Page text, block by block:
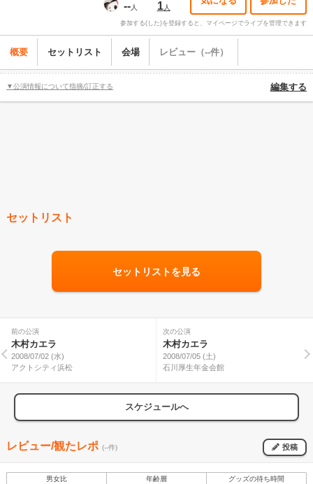
--人 1人
参加する(した)を登録すると、マイページでライブを管理できます
概要 セットリスト 会場 レビュー（--件）
▼公演情報について指摘/訂正する 編集する
セットリスト
セットリストを見る
前の公演
木村カエラ
2008/07/02 (水)
アクトシティ浜松
次の公演
木村カエラ
2008/07/05 (土)
石川厚生年金会館
スケジュールへ
レビュー/観たレポ (--件) 投稿
男女比 年齢層 グッズの待ち時間